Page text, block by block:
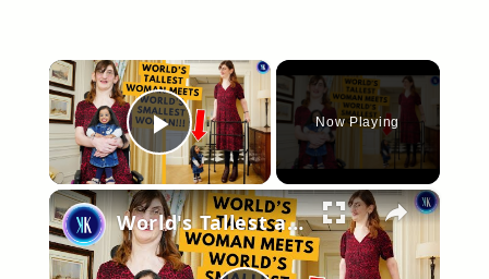
×
Play Video
Now Playing
×
World's Tallest and Smallest Women Become Friends